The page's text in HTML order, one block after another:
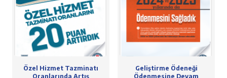
Özel Hizmet Tazminatı
Oranlarında Artış
Geliştirme Ödeneği
Ödenmesine Devam